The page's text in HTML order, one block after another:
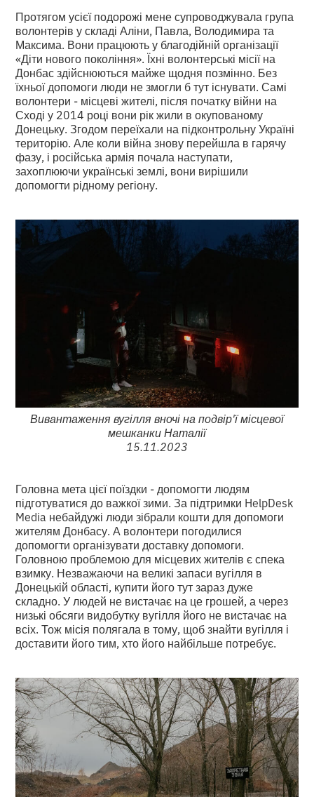
Протягом усієї подорожі мене супроводжувала група
волонтерів у складі Аліни, Павла, Володимира та
Максима. Вони працюють у благодійній організації
«Діти нового покоління». Їхні волонтерські місії на
Донбас здійснюються майже щодня позмінно. Без
їхньої допомоги люди не змогли б тут існувати. Самі
волонтери - місцеві жителі, після початку війни на
Сході у 2014 році вони рік жили в окупованому
Донецьку. Згодом переїхали на підконтрольну Україні
територію. Але коли війна знову перейшла в гарячу
фазу, і російська армія почала наступати,
захоплюючи українські землі, вони вирішили
допомогти рідному регіону.
Вивантаження вугілля вночі на подвір'ї місцевої
мешканки Наталії
15.11.2023
Головна мета цієї поїздки - допомогти людям
підготуватися до важкої зими. За підтримки HelpDesk
Media небайдужі люди зібрали кошти для допомоги
жителям Донбасу. А волонтери погодилися
допомогти організувати доставку допомоги.
Головною проблемою для місцевих жителів є спека
взимку. Незважаючи на великі запаси вугілля в
Донецькій області, купити його тут зараз дуже
складно. У людей не вистачає на це грошей, а через
низькі обсяги видобутку вугілля його не вистачає на
всіх. Тож місія полягала в тому, щоб знайти вугілля і
доставити його тим, хто його найбільше потребує.